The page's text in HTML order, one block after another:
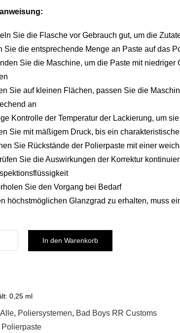
Sie die Flasche vor Gebrauch gut, um die
Sie die entsprechende Menge an Paste auf das
Sie die Maschine, um die Paste mit
Sie auf kleinen Flächen, passen Sie die
an
Kontrolle der Temperatur der Lackierung, um
Sie mit mäßigem Druck, bis ein
Sie Rückstände der Polierpaste mit einer
Sie die Auswirkungen der Korrektur
Sie den Vorgang bei Bedarf
höchstmöglichen Glanzgrad zu erhalten, muss
In den Warenkorb
0,25 ml
Alle, Poliersystemen, Bad Boys RR Customs
Polierpaste